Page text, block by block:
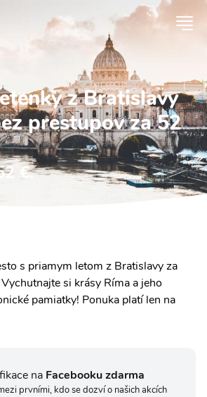
z Bratislavy
prestupov za 52
€.
s priamym letom z Bratislavy za
si krásy Ríma a jeho
pamiatky! Ponuka platí len na
na Facebooku zdarma
prvními, kdo se dozví o našich akcích